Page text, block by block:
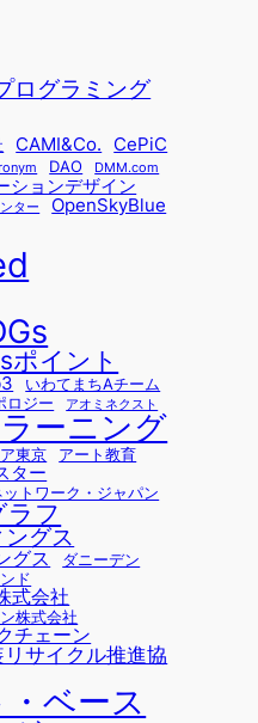
ログラミング
CAMI&Co. CePiC
DAO DMM.com
ションデザイン
ター OpenSkyBlue
ポイント
いわてまちAチーム
ロジー アオミネクスト
ーニング
東京 アート教育
ター
トワーク・ジャパン
ラフ
グス
グス
ダニーデン
ド
式会社
株式会社
チェーン
サイクル推進協
ベース